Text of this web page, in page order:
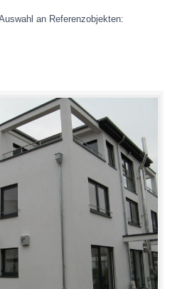
an Referenzobjekten: